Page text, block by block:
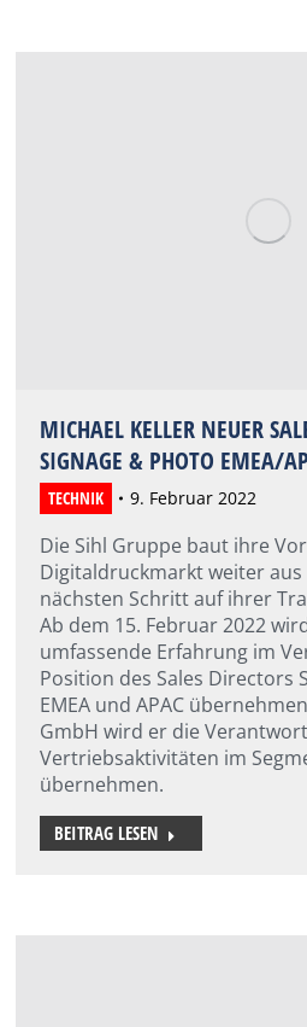
MICHAEL KELLER NEUER
SIGNAGE & PHOTO EMEA/
TECHNIK 9. Februar 2022
Die Sihl Gruppe baut ihre
Digitaldruckmarkt weiter
nächsten Schritt auf ihrer
Ab dem 15. Februar 2022
umfassende Erfahrung im
Position des Sales Directors
EMEA und APAC
GmbH wird er die
Vertriebsaktivitäten im
übernehmen.
BEITRAG LESEN